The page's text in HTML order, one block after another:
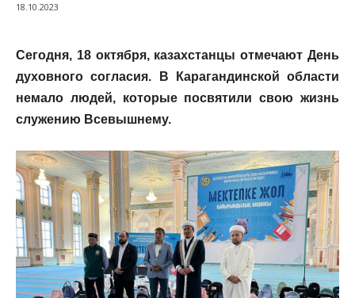
18.10.2023
Сегодня, 18 октября, казахстанцы отмечают День
духовного согласия. В Карагандинской области
немало людей, которые посвятили свою жизнь
служению Всевышнему.